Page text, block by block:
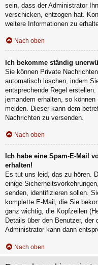
sein, dass der Administrator
verschicken, entzogen hat.
weitere Informationen zu
Nach oben
Ich bekomme ständig
Sie können Private
automatisch löschen, indem
entsprechende Regel
jemandem erhalten, so
melden. Dieser kann dem
Nachrichten zu versenden.
Nach oben
Ich habe eine Spam-E-Mail
erhalten!
Es tut uns leid, das zu hören.
einige
senden, identifizieren sollen.
komplette E-Mail, die Sie
ganz wichtig, die Kopfzeilen
Details über den Benutzer,
Administrator kann dann
Nach oben